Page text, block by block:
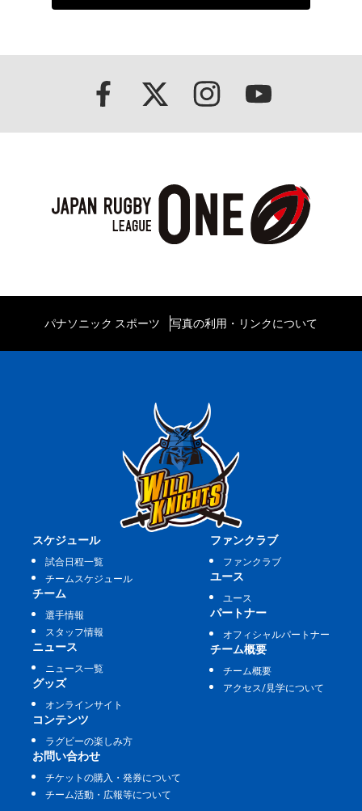
パナソニック スポーツ 写真の利用・リンクについて
スケジュール
試合日程一覧
チームスケジュール
チーム
選手情報
スタッフ情報
ニュース
ニュース一覧
グッズ
オンラインサイト
ファンクラブ
ファンクラブ
ユース
ユース
パートナー
オフィシャルパートナー
チーム概要
チーム概要
アクセス/見学について
コンテンツ
ラグビーの楽しみ方
お問い合わせ
チケットの購入・発券について
チーム活動・広報等について